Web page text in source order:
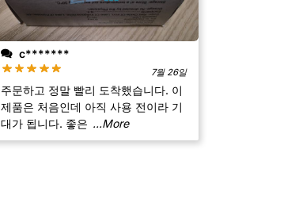
c*******
7월 26일
주문하고 정말 빨리 도착했습니다. 이
제품은 처음인데 아직 사용 전이라 기
대가 됩니다. 좋은 ...More